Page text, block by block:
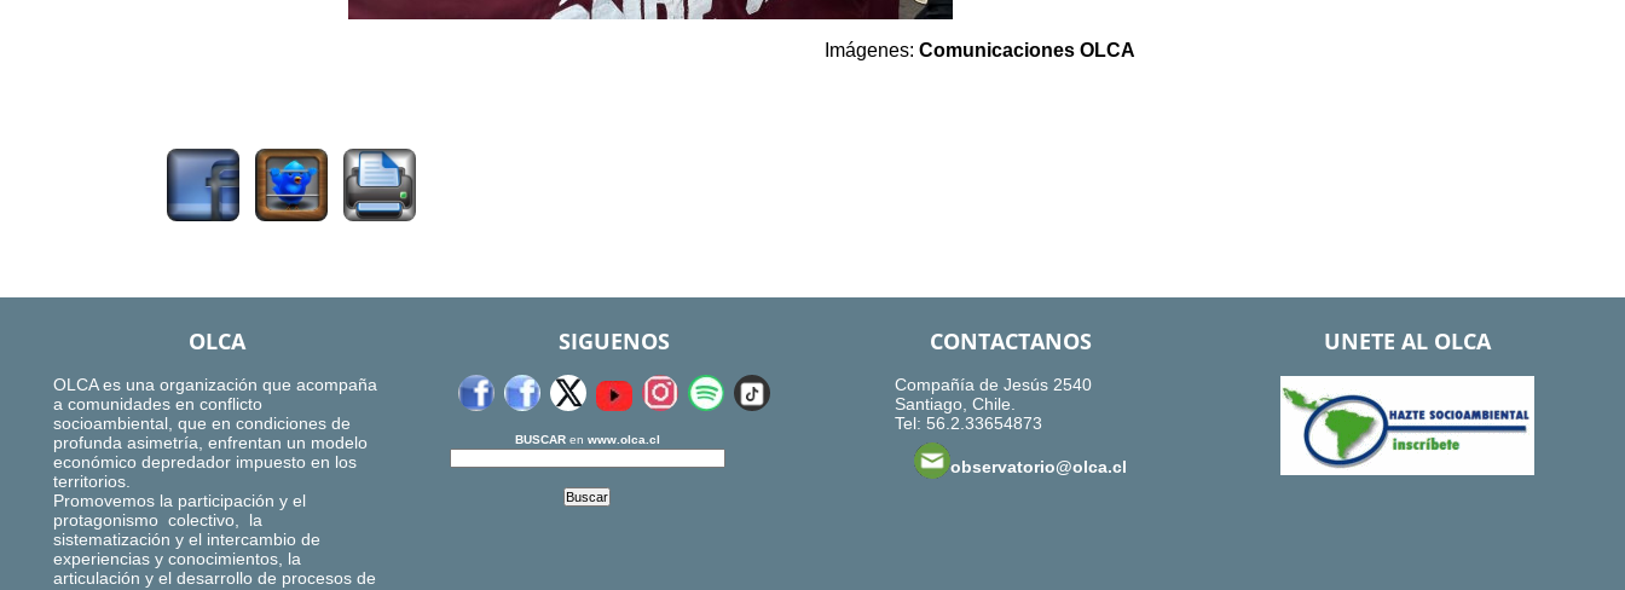
Imágenes: Comunicaciones OLCA
OLCA
OLCA es una organización que acompaña
a comunidades en conflicto
socioambiental, que en condiciones de
profunda asimetría, enfrentan un modelo
económico depredador impuesto en los
territorios.
Promovemos la participación y el
protagonismo colectivo, la
sistematización y el intercambio de
experiencias y conocimientos, la
articulación y el desarrollo de procesos de
SIGUENOS
BUSCARen www.olca.cl
CONTACTANOS
Compañía de Jesús 2540
Santiago, Chile.
Tel: 56.2.33654873
observatorio@olca.cl
UNETE AL OLCA